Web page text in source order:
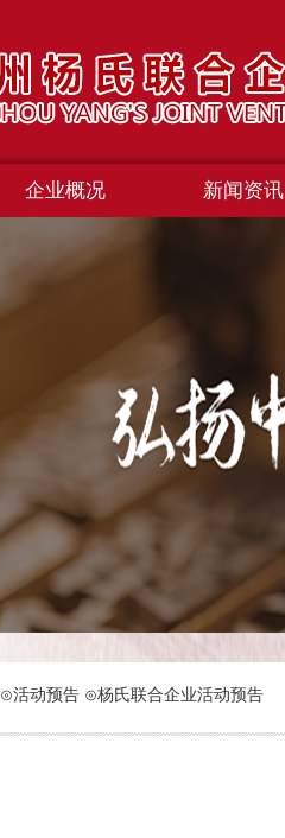
企业概况 新闻资讯
⊙活动预告 ⊙杨氏联合企业活动预告